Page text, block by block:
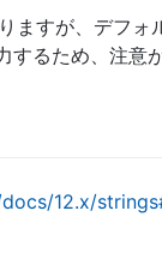
ますが、デフォ
るため、注意
12.x/